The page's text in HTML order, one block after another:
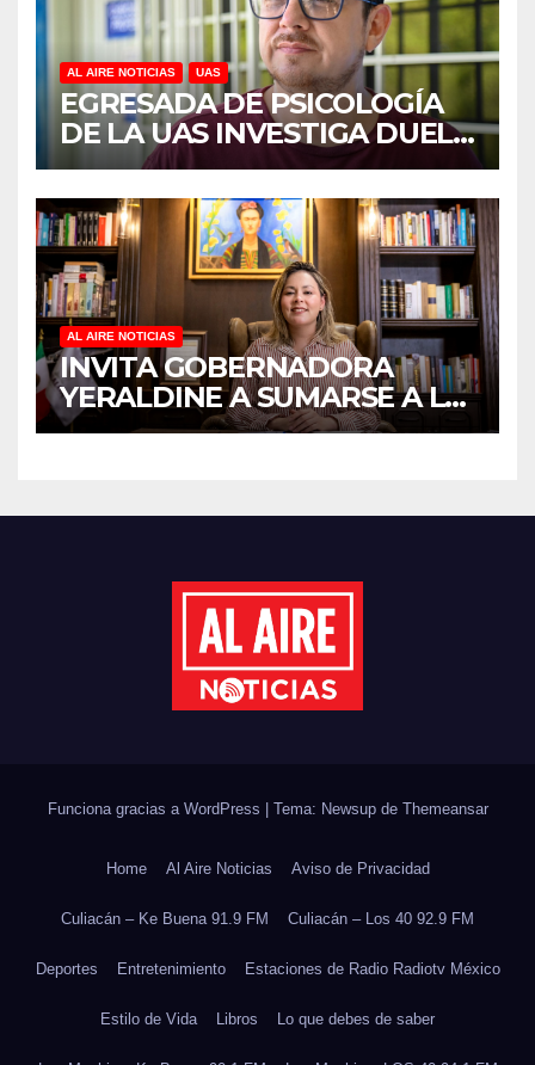
AL AIRE NOTICIAS UAS
EGRESADA DE PSICOLOGÍA
DE LA UAS INVESTIGA DUELO
ANTICIPADO Y SOBRECARGA
EN CUIDADORES DE
ADULTOS MAYORES
AL AIRE NOTICIAS
INVITA GOBERNADORA
YERALDINE A SUMARSE A LA
JORNADA NACIONAL DE
DE ÁRBOLES
Funciona gracias a WordPress Tema: Newsup de Themeansar
Home Al Aire Noticias Aviso de Privacidad
Culiacán – Ke Buena 91.9 FM Culiacán – Los 40 92.9 FM
Deportes Entretenimiento Estaciones de Radio Radiotv México
Estilo de Vida Libros Lo que debes de saber